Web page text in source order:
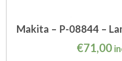
Makita – P-08844 –
€71,00